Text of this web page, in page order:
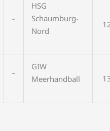
–
HSG
Schaumburg-
Nord
–
GIW
Meerhandball